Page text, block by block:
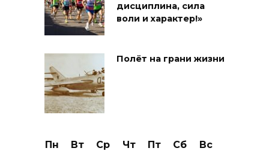
дисциплина, сила
воли и характер!»
Полёт на грани жизни
Пн Вт Ср Чт Пт Сб
Вс